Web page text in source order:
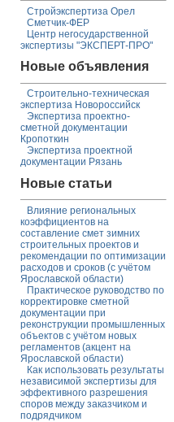
Стройэкспертиза Орел
Сметчик-ФЕР
Центр негосударственной
экспертизы "ЭКСПЕРТ-ПРО"
Новые объявления
Строительно-техническая
экспертиза Новороссийск
Экспертиза проектно-
сметной документации
Кропоткин
Экспертиза проектной
документации Рязань
Новые статьи
Влияние региональных
коэффициентов на
составление смет зимних
строительных проектов и
рекомендации по оптимизации
расходов и сроков (с учётом
Ярославской области)
Практическое руководство по
корректировке сметной
документации при
реконструкции промышленных
объектов с учётом новых
регламентов (акцент на
Ярославской области)
Как использовать результаты
независимой экспертизы для
эффективного разрешения
споров между заказчиком и
подрядчиком